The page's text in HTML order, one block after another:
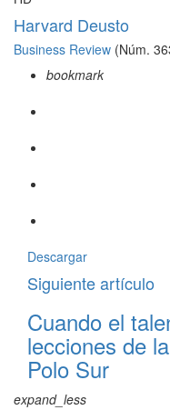
Harvard Deusto
Business Review (Núm.
bookmark
Descargar
Siguiente artículo
Cuando el
lecciones de
Polo Sur
expand_less